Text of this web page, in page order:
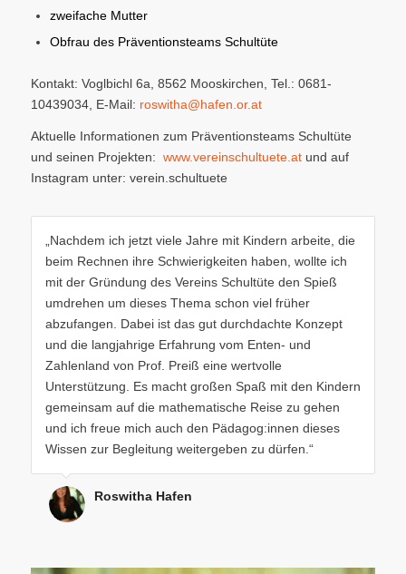
zweifache Mutter
Obfrau des Präventionsteams Schultüte
Kontakt: Voglbichl 6a, 8562 Mooskirchen, Tel.: 0681-
10439034, E-Mail: roswitha@hafen.or.at
Aktuelle Informationen zum Präventionsteams Schultüte
und seinen Projekten: www.vereinschultuete.atund auf
Instagram unter: verein.schultuete
„Nachdem ich jetzt viele Jahre mit Kindern arbeite, die
beim Rechnen ihre Schwierigkeiten haben, wollte ich
mit der Gründung des Vereins Schultüte den Spieß
umdrehen um dieses Thema schon viel früher
abzufangen. Dabei ist das gut durchdachte Konzept
und die langjahrige Erfahrung vom Enten- und
Zahlenland von Prof. Preiß eine wertvolle
Unterstützung. Es macht großen Spaß mit den Kindern
gemeinsam auf die mathematische Reise zu gehen
und ich freue mich auch den Pädagog:innen dieses
Wissen zur Begleitung weitergeben zu dürfen.“
Roswitha Hafen